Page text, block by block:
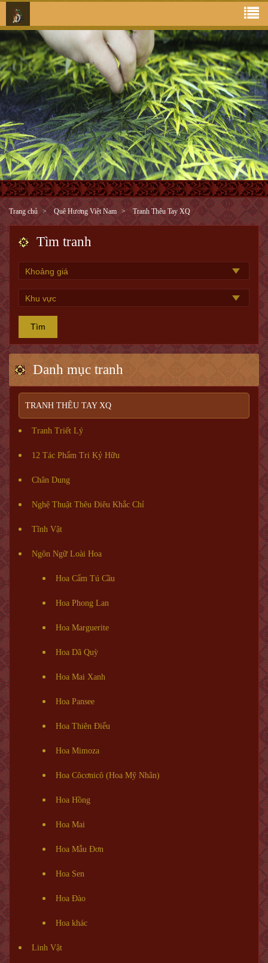
Trang chủ Quê Hương Việt Nam Tranh Thêu Tay XQ
Tìm tranh
Tìm
Danh mục tranh
TRANH THÊU TAY XQ
Tranh Triết Lý
12 Tác Phẩm Tri Kỷ Hữu
Chân Dung
Nghệ Thuật Thêu Điêu Khắc Chỉ
Tĩnh Vật
Ngôn Ngữ Loài Hoa
Hoa Cẩm Tú Cầu
Hoa Phong Lan
Hoa Marguerite
Hoa Dã Quỳ
Hoa Mai Xanh
Hoa Pansee
Hoa Thiên Điểu
Hoa Mimoza
Hoa Côcơnicô (Hoa Mỹ Nhân)
Hoa Hồng
Hoa Mai
Hoa Mẫu Đơn
Hoa Sen
Hoa Đào
Hoa khác
Linh Vật